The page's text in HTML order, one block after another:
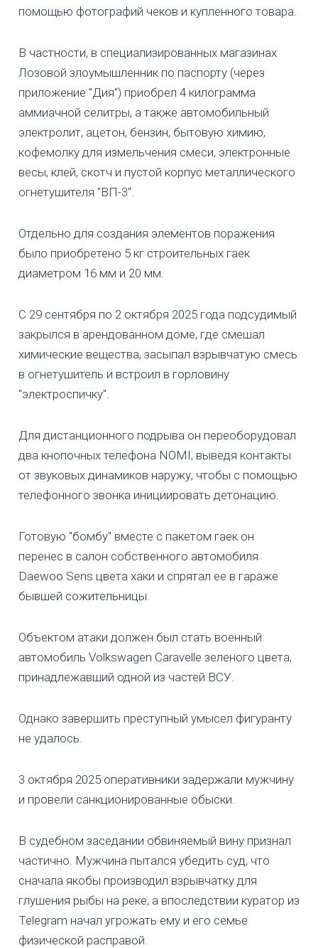
помощью фотографий чеков и купленного товара.
В частности, в специализированных магазинах
Лозовой злоумышленник по паспорту (через
приложение "Дия") приобрел 4 килограмма
аммиачной селитры, а также автомобильный
электролит, ацетон, бензин, бытовую химию,
кофемолку для измельчения смеси, электронные
весы, клей, скотч и пустой корпус металлического
огнетушителя "ВП-3".
Отдельно для создания элементов поражения
было приобретено 5 кг строительных гаек
диаметром 16 мм и 20 мм.
С 29 сентября по 2 октября 2025 года подсудимый
закрылся в арендованном доме, где смешал
химические вещества, засыпал взрывчатую смесь
в огнетушитель и встроил в горловину
"электроспичку".
Для дистанционного подрыва он переоборудовал
два кнопочных телефона NOMI, выведя контакты
от звуковых динамиков наружу, чтобы с помощью
телефонного звонка инициировать детонацию.
Готовую "бомбу" вместе с пакетом гаек он
перенес в салон собственного автомобиля
Daewoo Sens цвета хаки и спрятал ее в гараже
бывшей сожительницы.
Объектом атаки должен был стать военный
автомобиль Volkswagen Caravelle зеленого цвета,
принадлежавший одной из частей ВСУ.
Однако завершить преступный умысел фигуранту
не удалось.
3 октября 2025 оперативники задержали мужчину
и провели санкционированные обыски.
В судебном заседании обвиняемый вину признал
частично. Мужчина пытался убедить суд, что
сначала якобы производил взрывчатку для
глушения рыбы на реке, а впоследствии куратор из
Telegram начал угрожать ему и его семье
физической расправой.